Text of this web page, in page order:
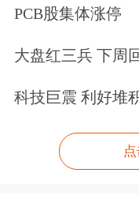
客服沟通时，
车辅助指令。
（iPhone 15
PCB股集体涨停
大盘红三兵 下周
科技巨震 利好堆